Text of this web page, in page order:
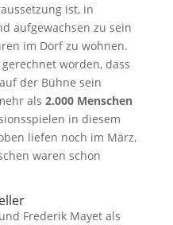
ist, in
aufgewachsen zu sein
im Dorf zu wohnen.
worden, dass
der Bühne sein
als 2.000 Menschen
in diesem
liefen noch im März,
waren schon
und Frederik Mayet als